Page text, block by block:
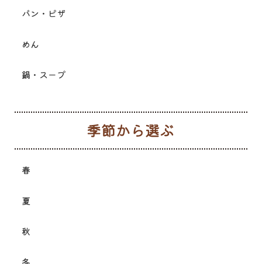
パン・ピザ
めん
鍋・スープ
春
夏
秋
冬